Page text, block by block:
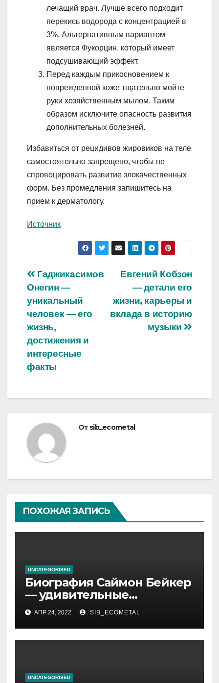
лечащий врач. Лучше всего подходит
перекись водорода с концентрацией в
3%. Альтернативным вариантом
является Фукорцин, который имеет
подсушивающий эффект.
Перед каждым прикосновением к
поврежденной коже тщательно мойте
руки хозяйственным мылом. Таким
образом исключите опасность развития
дополнительных болезней.
Избавиться от рецидивов жировиков на теле
самостоятельно запрещено, чтобы не
спровоцировать развитие злокачественных
форм. Без промедления запишитесь на
прием к дерматологу.
Источник
Навигация
по
записям
Евгений Кобзон
— детали его
жизни, карьеры и
вклада в историю
музыки
Гаджикасимов
Онегин —
уникальный
человек — его
жизнь,
достижения и
интересные
факты
От sib_ecometal
ПОХОЖАЯ ЗАПИСЬ
UNCATEGORISED
Биография Саймон Бейкер
— удивительные
подробности из жизни
актера, которые вы
обязательно хотели знать!
АПР 24, 2022 SIB_ECOMETAL
UNCATEGORISED